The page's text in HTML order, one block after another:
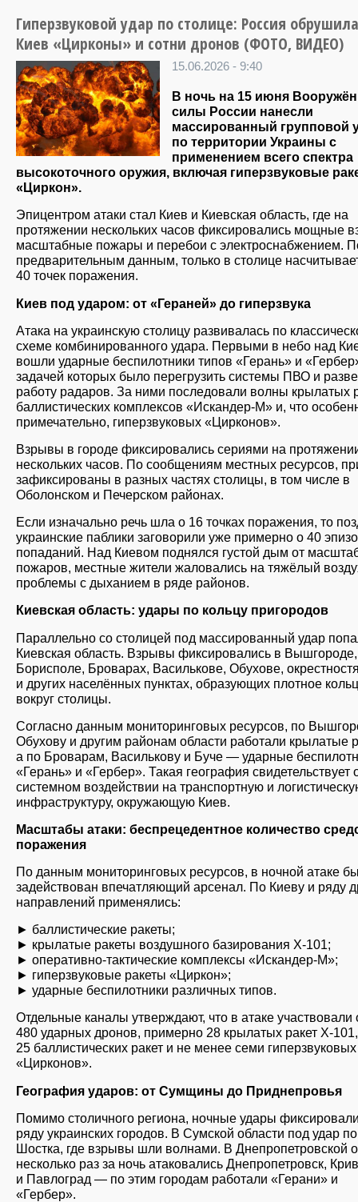
Гиперзвуковой удар по столице: Россия
Киев «Цирконы» и сотни дронов (ФОТО, ВИДЕО)
15.06.2026 - 9:40
В ночь на 15 июня
силы России нанесли
массированный групповой
по территории Украины с
применением всего спектра
высокоточного оружия, включая гиперзвуковые
«Циркон».
Эпицентром атаки стал Киев и Киевская область, где на
протяжении нескольких часов фиксировались мощные
масштабные пожары и перебои с электроснабжением.
предварительным данным, только в столице
40 точек поражения.
Киев под ударом: от «Гераней» до гиперзвука
Атака на украинскую столицу развивалась по
схеме комбинированного удара. Первыми в небо над
вошли ударные беспилотники типов «Герань» и
задачей которых было перегрузить системы ПВО и
работу радаров. За ними последовали волны крылатых
баллистических комплексов «Искандер-М» и, что
примечательно, гиперзвуковых «Цирконов».
Взрывы в городе фиксировались сериями на
нескольких часов. По сообщениям местных ресурсов,
зафиксированы в разных частях столицы, в том числе в
Оболонском и Печерском районах.
Если изначально речь шла о 16 точках поражения, то
украинские паблики заговорили уже примерно о 40
попаданий. Над Киевом поднялся густой дым от
пожаров, местные жители жаловались на тяжёлый
проблемы с дыханием в ряде районов.
Киевская область: удары по кольцу пригородов
Параллельно со столицей под массированный удар
Киевская область. Взрывы фиксировались в Вышгороде,
Борисполе, Броварах, Василькове, Обухове,
и других населённых пунктах, образующих плотное
вокруг столицы.
Согласно данным мониторинговых ресурсов, по
Обухову и другим районам области работали крылатые
а по Броварам, Василькову и Буче — ударные
«Герань» и «Гербер». Такая география свидетельствует
системном воздействии на транспортную и
инфраструктуру, окружающую Киев.
Масштабы атаки: беспрецедентное количество
поражения
По данным мониторинговых ресурсов, в ночной атаке
задействован впечатляющий арсенал. По Киеву и ряду
направлений применялись:
► баллистические ракеты;
► крылатые ракеты воздушного базирования Х-101;
► оперативно-тактические комплексы «Искандер-М»;
► гиперзвуковые ракеты «Циркон»;
► ударные беспилотники различных типов.
Отдельные каналы утверждают, что в атаке участвовали
480 ударных дронов, примерно 28 крылатых ракет Х-
25 баллистических ракет и не менее семи гиперзвуковых
«Цирконов».
География ударов: от Сумщины до Приднепровья
Помимо столичного региона, ночные удары
ряду украинских городов. В Сумской области под удар
Шостка, где взрывы шли волнами. В Днепропетровской
несколько раз за ночь атаковались Днепропетровск,
и Павлоград — по этим городам работали «Герани» и
«Гербер».